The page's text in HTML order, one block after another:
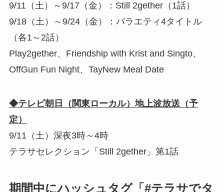
9/11（土）～9/17（金）：Still 2gether（1話）
9/18（土）～9/24（金）：バラエティ4タイトル
（各1～2話）
Play2gether、Friendship with Krist and Singto、
OffGun Fun Night、TayNew Meal Date
◆テレビ朝日（関東ローカル）地上波放送（予
定）
9/11（土）深夜3時～4時
テラサセレクション「Still 2gether」第1話
期間中にハッシュタグ「#テラサでタ